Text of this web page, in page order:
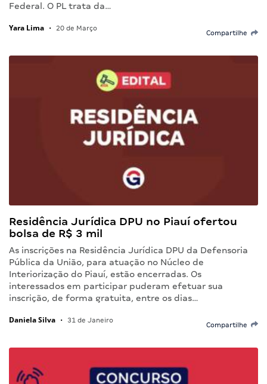
Federal. O PL trata da…
Yara Lima • 20 de Março
Compartilhe
Residência Jurídica DPU no Piauí ofertou
bolsa de R$ 3 mil
As inscrições na Residência Jurídica DPU da Defensoria
Pública da União, para atuação no Núcleo de
Interiorização do Piauí, estão encerradas. Os
interessados em participar puderam efetuar sua
inscrição, de forma gratuita, entre os dias…
Daniela Silva • 31 de Janeiro
Compartilhe